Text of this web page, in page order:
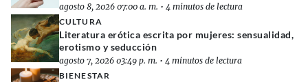
agosto 8, 2026 07:00 a. m. • 4 minutos de lectura
CULTURA
Literatura erótica escrita por mujeres: sensualidad,
erotismo y seducción
agosto 7, 2026 03:49 p. m. • 4 minutos de lectura
BIENESTAR